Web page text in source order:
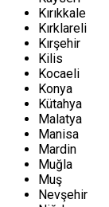
Kırıkkale
Kırklareli
Kırşehir
Kilis
Kocaeli
Konya
Kütahya
Malatya
Manisa
Mardin
Muğla
Muş
Nevşehir